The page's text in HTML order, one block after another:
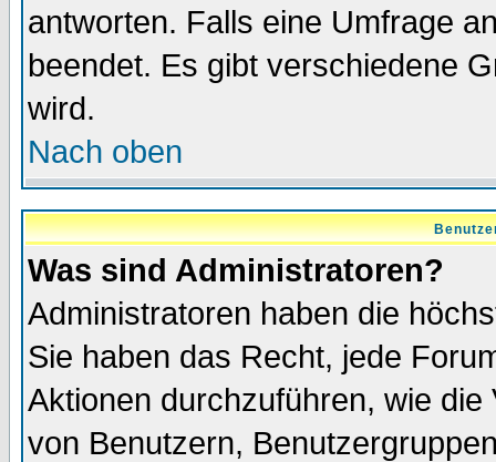
antworten. Falls eine Umfrage
beendet. Es gibt verschiedene
wird.
Nach oben
Was sind Administratoren?
Administratoren haben die
Sie haben das Recht, jede
Aktionen durchzuführen, wie
von Benutzern,